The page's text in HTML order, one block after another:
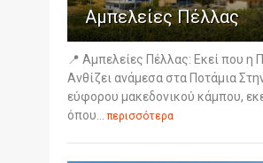
Αμπελείες Πέλλας
📍 Αμπελείες Πέλλας: Εκεί που η
Ανθίζει ανάμεσα στα Ποτάμια
εύφορου μακεδονικού κάμπου,
όπου... περισσότερα